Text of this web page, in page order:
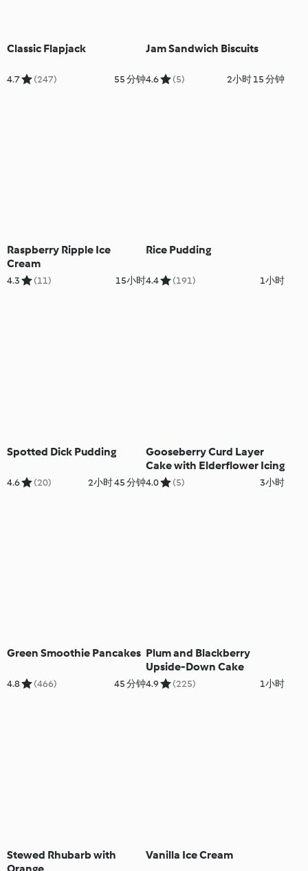
Classic Flapjack
4.7 (247) 55 分钟
Jam Sandwich Biscuits
4.6 (5) 2小时 15 分钟
Raspberry Ripple Ice
Cream
4.3 (11) 15小时
Rice Pudding
4.4 (191) 1小时
Spotted Dick Pudding
4.6 (20) 2小时 45 分钟
Gooseberry Curd Layer
Cake with Elderflower Icing
4.0 (5) 3小时
Green Smoothie Pancakes
4.8 (466) 45 分钟
Plum and Blackberry
Upside-Down Cake
4.9 (225) 1小时
Stewed Rhubarb with
Vanilla Ice Cream